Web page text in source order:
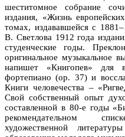
шеститомное собрание
издания, «Жизнь
томах, издававшейся с
В. Светлова 1912 года
студенческие годы.
оригинальное музыкальное
напишет «Книгопев» для
фортепиано (ор. 37) и
Книги человечества –
Свой собственный опыт
составленной в 80-е годы
рекомендательном
художественной